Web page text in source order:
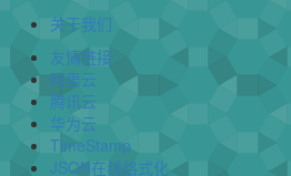
关于我们
友情链接:
阿里云
腾讯云
华为云
TimeStamp
JSON在线格式化